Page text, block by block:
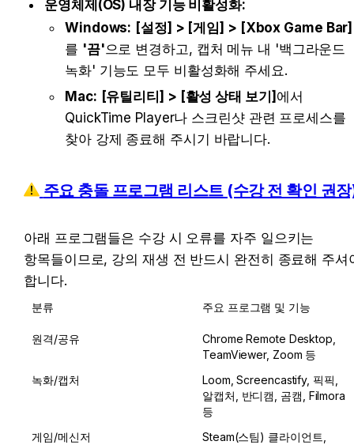
운영체제(OS) 내장 기능 비활성화:
Windows: [설정] > [게임] > [Xbox Game Bar]
를 '끔'으로 변경하고, 캡처 메뉴 내 '백그라운드
녹화' 기능도 모두 비활성화해 주세요.
Mac: [유틸리티] > [활성 상태 보기] 에서
QuickTime Player나 스크린샷 관련 프로세스를
찾아 강제 종료해 주시기 바랍니다.
주요 충돌 프로그램 리스트 (수강 전 확인 권장)
아래 프로그램들은 수강 시 오류를 자주 일으키는
항목들이므로, 강의 재생 전 반드시 완전히 종료해 주셔
합니다.
분류 주요 프로그램 및 기능
원격/공유
Chrome Remote Desktop,
TeamViewer, Zoom 등
녹화/캡처
Loom, Screencastify, 픽픽,
알캡처, 반디캠, 곰캠, Filmora
등
게임/메신저
Steam(스팀) 클라이언트,